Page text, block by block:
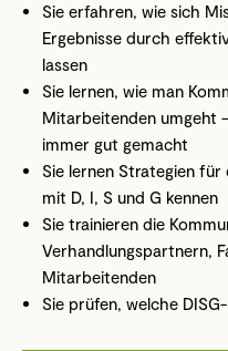
Sie erfahren, wie sich
Ergebnisse durch
lassen
Sie lernen, wie man
Mitarbeitenden umgeht
immer gut gemacht
Sie lernen Strategien
mit D, I, S und G kennen
Sie trainieren die
Verhandlungspartnern,
Mitarbeitenden
Sie prüfen, welche